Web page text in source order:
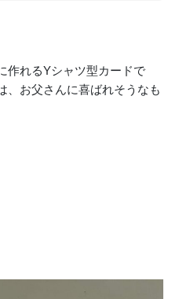
作れるYシャツ型カードで
、お父さんに喜ばれそうなも